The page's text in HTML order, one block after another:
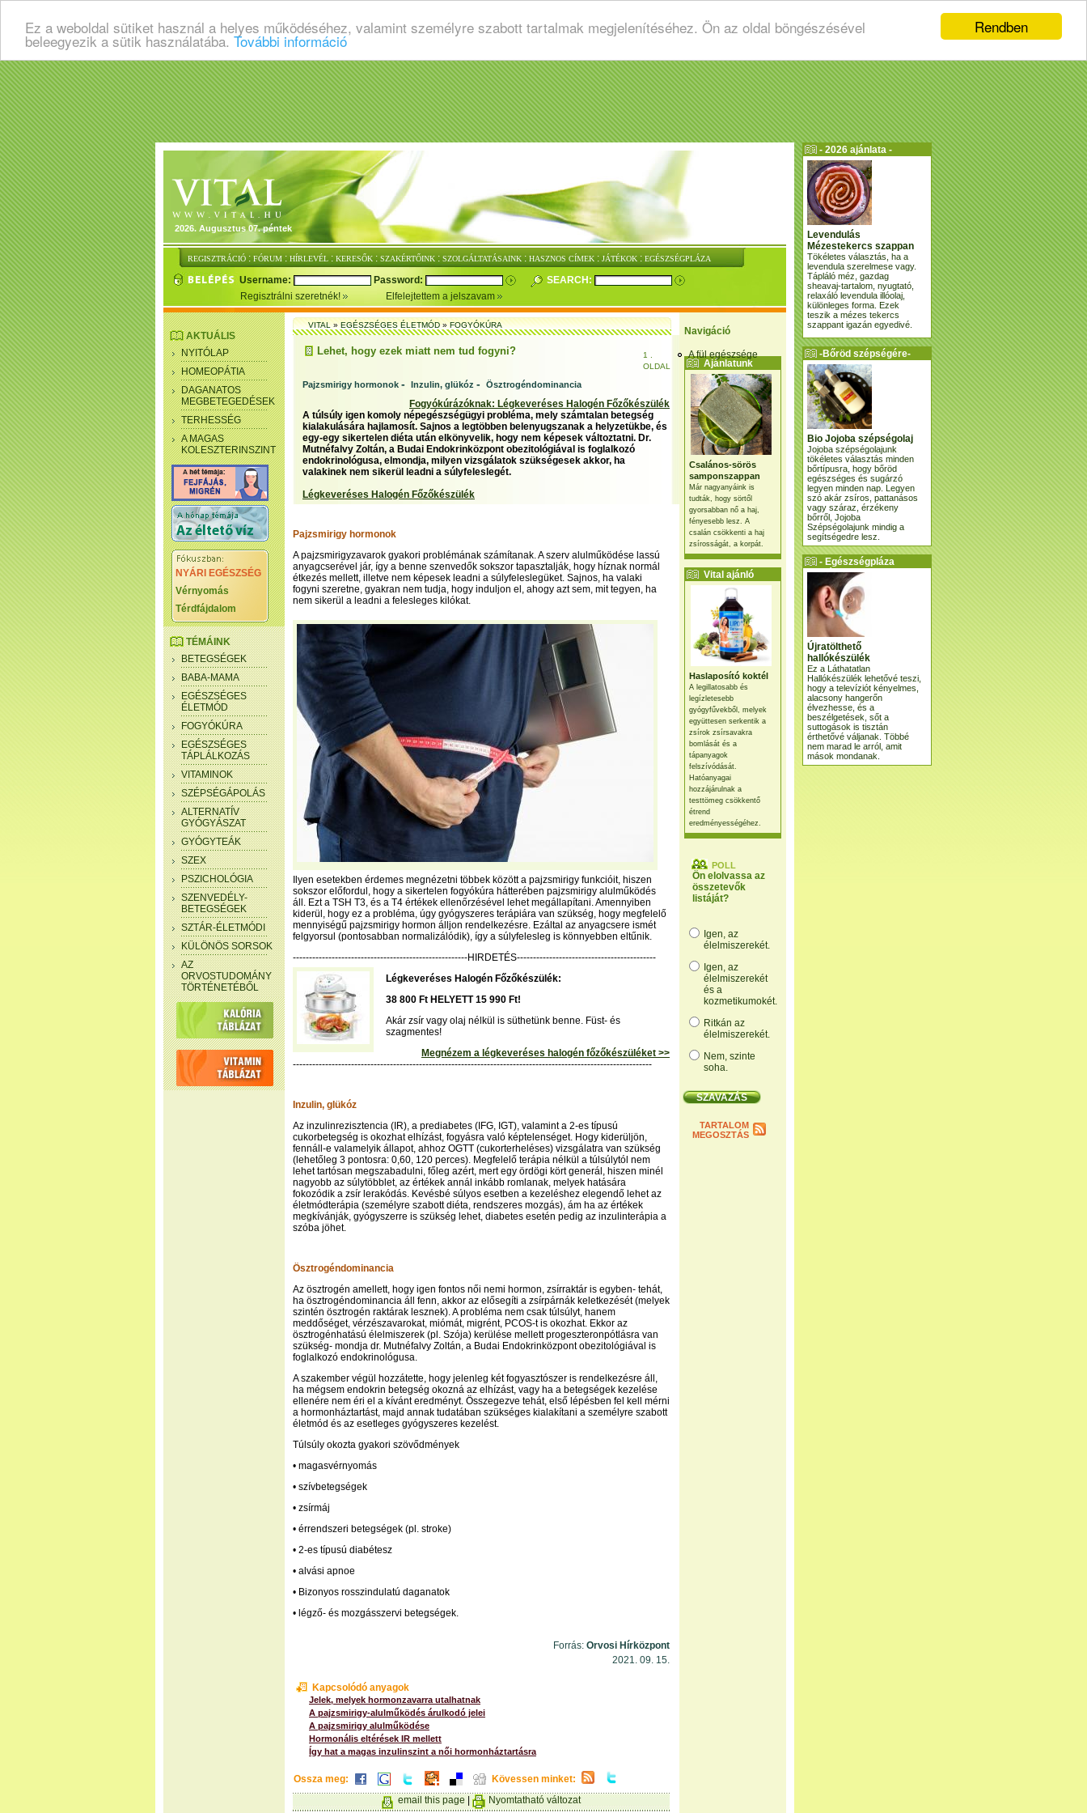
Rendben
Ez a weboldal sütiket használ a helyes működéséhez, valamint személyre szabott tartalmak megjelenítéséhez. Ön az oldal böngészésével
beleegyezik a sütik használatába. További információ
2026. Augusztus 07. péntek
REGISZTRÁCIÓ : FÓRUM : HÍRLEVÉL : KERESŐK : SZAKÉRTŐINK : SZOLGÁLTATÁSAINK : HASZNOS CÍMEK : JÁTÉKOK : EGÉSZSÉGPLÁZA
Username: Password:
SEARCH:
Regisztrálni szeretnék!
Elfelejtettem a jelszavam
Navigáció
A fül egészsége
Ajánlatunk
Csalános-sörös
samponszappan
Már nagyanyáink is
tudták, hogy sörtől
gyorsabban nő a haj,
fényesebb lesz. A
csalán csökkenti a haj
zsírosságát, a korpát.
Vital ajánló
Haslaposító koktél
A legillatosabb és
legízletesebb
gyógyfűvekből, melyek
együttesen serkentik a
zsírok zsírsavakra
bomlását és a
tápanyagok
felszívódását.
Hatóanyagai
hozzájárulnak a
testtömeg csökkentő
étrend
eredményességéhez.
POLL
Ön elolvassa az
összetevők
listáját?
Igen, az
élelmiszerekét.
Igen, az
élelmiszerekét
és a
kozmetikumokét.
Ritkán az
élelmiszerekét.
Nem, szinte
soha.
TARTALOM
MEGOSZTÁS
AKTUÁLIS
NYITÓLAP
HOMEOPÁTIA
DAGANATOS
MEGBETEGEDÉSEK
TERHESSÉG
A MAGAS
KOLESZTERINSZINT
NYÁRI EGÉSZSÉG
Vérnyomás
Térdfájdalom
TÉMÁINK
BETEGSÉGEK
BABA-MAMA
EGÉSZSÉGES
ÉLETMÓD
FOGYÓKÚRA
EGÉSZSÉGES
TÁPLÁLKOZÁS
VITAMINOK
SZÉPSÉGÁPOLÁS
ALTERNATÍV
GYÓGYÁSZAT
GYÓGYTEÁK
SZEX
PSZICHOLÓGIA
SZENVEDÉLY-
BETEGSÉGEK
SZTÁR-ÉLETMÓDI
KÜLÖNÖS SORSOK
AZ
ORVOSTUDOMÁNY
TÖRTÉNETÉBŐL
VITAL»EGÉSZSÉGES ÉLETMÓD»FOGYÓKÚRA
Lehet, hogy ezek miatt nem tud fogyni?
1 .
OLDAL
Pajzsmirigy hormonok - Inzulin, glükóz - Ösztrogéndominancia
Fogyókúrázóknak: Légkeveréses Halogén Főzőkészülék
A túlsúly igen komoly népegészségügyi probléma, mely számtalan betegség
kialakulására hajlamosít. Sajnos a legtöbben belenyugszanak a helyzetükbe, és
egy-egy sikertelen diéta után elkönyvelik, hogy nem képesek változtatni. Dr.
Mutnéfalvy Zoltán, a Budai Endokrinközpont obezitológiával is foglalkozó
endokrinológusa, elmondja, milyen vizsgálatok szükségesek akkor, ha
valakinek nem sikerül leadni a súlyfeleslegét.
Légkeveréses Halogén Főzőkészülék
Pajzsmirigy hormonok
A pajzsmirigyzavarok gyakori problémának számítanak. A szerv alulműködése lassú
anyagcserével jár, így a benne szenvedők sokszor tapasztalják, hogy híznak normál
étkezés mellett, illetve nem képesek leadni a súlyfeleslegüket. Sajnos, ha valaki
fogyni szeretne, gyakran nem tudja, hogy induljon el, ahogy azt sem, mit tegyen, ha
nem sikerül a leadni a felesleges kilókat.
Ilyen esetekben érdemes megnézetni többek között a pajzsmirigy funkcióit, hiszen
sokszor előfordul, hogy a sikertelen fogyókúra hátterében pajzsmirigy alulműködés
áll. Ezt a TSH T3, és a T4 értékek ellenőrzésével lehet megállapítani. Amennyiben
kiderül, hogy ez a probléma, úgy gyógyszeres terápiára van szükség, hogy megfelelő
mennyiségű pajzsmirigy hormon álljon rendelkezésre. Ezáltal az anyagcsere ismét
felgyorsul (pontosabban normalizálódik), így a súlyfelesleg is könnyebben eltűnik.
------------------------------------------------------HIRDETÉS-------------------------------------------
Légkeveréses Halogén Főzőkészülék:
38 800 Ft HELYETT 15 990 Ft!
Akár zsír vagy olaj nélkül is süthetünk benne. Füst- és
szagmentes!
Megnézem a légkeveréses halogén főzőkészüléket >>
---------------------------------------------------------------------------------------------------------------
Inzulin, glükóz
Az inzulinrezisztencia (IR), a prediabetes (IFG, IGT), valamint a 2-es típusú
cukorbetegség is okozhat elhízást, fogyásra való képtelenséget. Hogy kiderüljön,
fennáll-e valamelyik állapot, ahhoz OGTT (cukorterheléses) vizsgálatra van szükség
(lehetőleg 3 pontosra: 0,60, 120 perces). Megfelelő terápia nélkül a túlsúlytól nem
lehet tartósan megszabadulni, főleg azért, mert egy ördögi kört generál, hiszen minél
nagyobb az súlytöbblet, az értékek annál inkább romlanak, melyek hatására
fokozódik a zsír lerakódás. Kevésbé súlyos esetben a kezeléshez elegendő lehet az
életmódterápia (személyre szabott diéta, rendszeres mozgás), ám ha az értékek
megkívánják, gyógyszerre is szükség lehet, diabetes esetén pedig az inzulinterápia a
szóba jöhet.
Ösztrogéndominancia
Az ösztrogén amellett, hogy igen fontos női nemi hormon, zsírraktár is egyben- tehát,
ha ösztrogéndominancia áll fenn, akkor az elősegíti a zsírpárnák keletkezését (melyek
szintén ösztrogén raktárak lesznek). A probléma nem csak túlsúlyt, hanem
meddőséget, vérzészavarokat, miómát, migrént, PCOS-t is okozhat. Ekkor az
ösztrogénhatású élelmiszerek (pl. Szója) kerülése mellett progeszteronpótlásra van
szükség- mondja dr. Mutnéfalvy Zoltán, a Budai Endokrinközpont obezitológiával is
foglalkozó endokrinológusa.
A szakember végül hozzátette, hogy jelenleg két fogyasztószer is rendelkezésre áll,
ha mégsem endokrin betegség okozná az elhízást, vagy ha a betegségek kezelése
ellenére nem éri el a kívánt eredményt. Összegezve tehát, első lépésben fel kell mérni
a hormonháztartást, majd annak tudatában szükséges kialakítani a személyre szabott
életmód és az esetleges gyógyszeres kezelést.
Túlsúly okozta gyakori szövődmények
• magasvérnyomás
• szívbetegségek
• zsírmáj
• érrendszeri betegségek (pl. stroke)
• 2-es típusú diabétesz
• alvási apnoe
• Bizonyos rosszindulatú daganatok
• légző- és mozgásszervi betegségek.
Forrás: Orvosi Hírközpont
2021. 09. 15.
Kapcsolódó anyagok
Jelek, melyek hormonzavarra utalhatnak
A pajzsmirigy-alulműködés árulkodó jelei
A pajzsmirigy alulműködése
Hormonális eltérések IR mellett
Így hat a magas inzulinszint a női hormonháztartásra
Ossza meg:
Kövessen minket:
email this page
Nyomtatható változat
- 2026 ajánlata -
Levendulás
Mézestekercs szappan
Tökéletes választás, ha a
levendula szerelmese vagy.
Tápláló méz, gazdag
sheavaj-tartalom, nyugtató,
relaxáló levendula illóolaj,
különleges forma. Ezek
teszik a mézes tekercs
szappant igazán egyedivé.
-Bőröd szépségére-
Bio Jojoba szépségolaj
Jojoba szépségolajunk
tökéletes választás minden
bőrtípusra, hogy bőröd
egészséges és sugárzó
legyen minden nap. Legyen
szó akár zsíros, pattanásos
vagy száraz, érzékeny
bőrről, Jojoba
Szépségolajunk mindig a
segítségedre lesz.
- Egészségpláza
ajánlatunk -
Újratölthető
hallókészülék
Ez a Láthatatlan
Hallókészülék lehetővé teszi,
hogy a televíziót kényelmes,
alacsony hangerőn
élvezhesse, és a
beszélgetések, sőt a
suttogások is tisztán
érthetővé váljanak. Többé
nem marad le arról, amit
mások mondanak.